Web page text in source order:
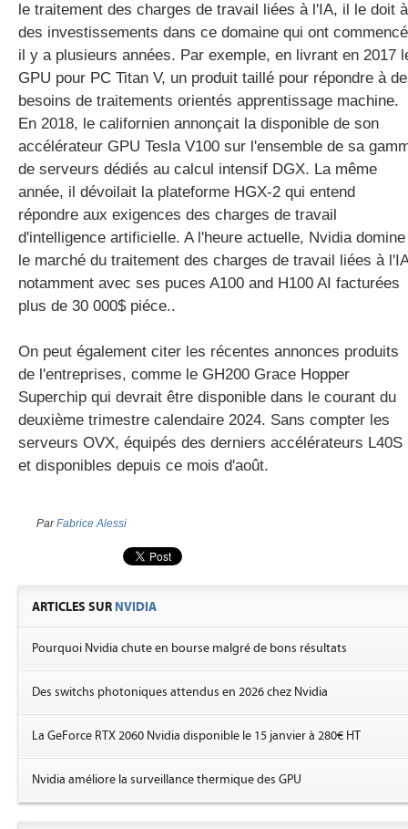
le traitement des charges de travail liées à l'IA, il le doit à
des investissements dans ce domaine qui ont commencé
il y a plusieurs années. Par exemple, en livrant en 2017
GPU pour PC Titan V, un produit taillé pour répondre à
besoins de traitements orientés apprentissage machine.
En 2018, le californien annonçait la disponible de son
accélérateur GPU Tesla V100 sur l'ensemble de sa
de serveurs dédiés au calcul intensif DGX. La même
année, il dévoilait la plateforme HGX-2 qui entend
répondre aux exigences des charges de travail
d'intelligence artificielle. A l'heure actuelle, Nvidia domine
le marché du traitement des charges de travail liées à l'IA
notamment avec ses puces A100 and H100 AI facturées
plus de 30 000$ piéce..
On peut également citer les récentes annonces produits
de l'entreprises, comme le GH200 Grace Hopper
Superchip qui devrait être disponible dans le courant du
deuxième trimestre calendaire 2024. Sans compter les
serveurs OVX, équipés des derniers accélérateurs L40S
et disponibles depuis ce mois d'août.
ParFabrice Alessi
ARTICLES SUR NVIDIA
Pourquoi Nvidia chute en bourse malgré de bons résultats
Des switchs photoniques attendus en 2026 chez Nvidia
La GeForce RTX 2060 Nvidia disponible le 15 janvier à 280€ HT
Nvidia améliore la surveillance thermique des GPU